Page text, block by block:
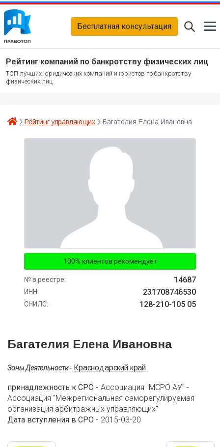
Бесплатная консультация
Рейтинг компаний по банкротству физических лиц
ТОП лучших юридических компаний и юристов по банкротству
физических лиц
Рейтинг управляющих Багателия Елена Ивановна
100% клиентов рекомендует
№ в реестре: 14687
ИНН: 231708746530
СНИЛС: 128-210-105 05
Багателия Елена Ивановна
Зоны Деятельности- Краснодарский край
принадлежность к СРО - Ассоциация "МСРО АУ" -
Ассоциация "Межрегиональная саморегулируемая
организация арбитражных управляющих"
Дата вступления в СРО - 2015-03-20